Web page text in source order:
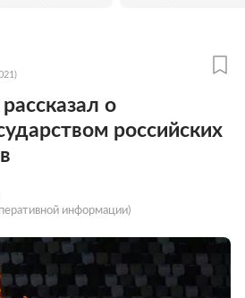
о
российских
информации)